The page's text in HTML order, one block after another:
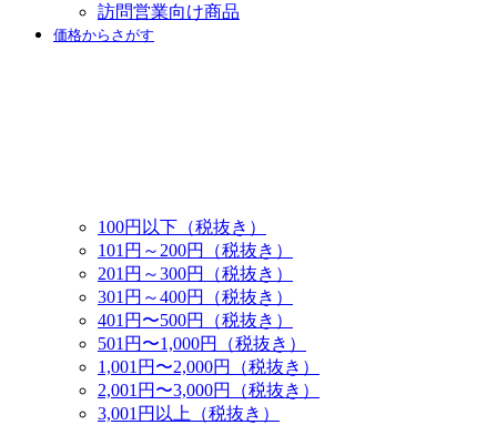
訪問営業向け商品
価格からさがす
100円以下（税抜き）
101円～200円（税抜き）
201円～300円（税抜き）
301円～400円（税抜き）
401円〜500円（税抜き）
501円〜1,000円（税抜き）
1,001円〜2,000円（税抜き）
2,001円〜3,000円（税抜き）
3,001円以上（税抜き）